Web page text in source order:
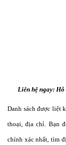
Liên hệ ngay:
Danh sách được liệt
thoại, địa chỉ. Bạn
chính xác nhẩt, tìm